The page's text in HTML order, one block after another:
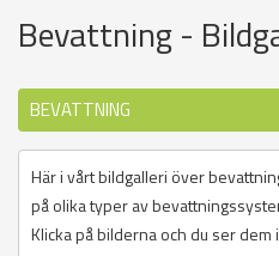
Bevattning -
BEVATTNING
Här i vårt bildgalleri över
på olika typer av
Klicka på bilderna och du ser